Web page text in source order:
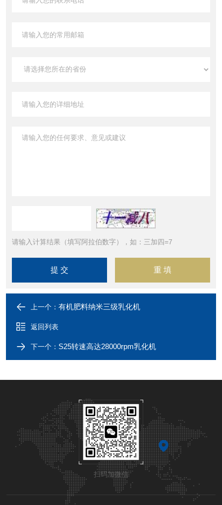
请输入计算结果（填写阿拉伯数字），如：三加四=7
上一个： 有机肥料纳米三级乳化机
返回列表
下一个： S25转速高达28000rpm乳化机
扫码加微信